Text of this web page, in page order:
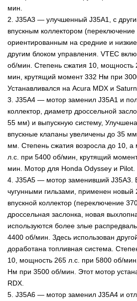
мин.
2. J35A3 — улучшенный J35A1, с
впускным коллектором
ориентированным на средние и
другим блоком управления. VTEC
об/мин. Степень сжатия 10, мощность
мин, крутящий момент 332 Нм при
Устанавливался на Acura MDX и
3. J35A4 — мотор заменил J35A1 и
коллектор, диаметр дроссельной
55 мм) и выпускную систему,
впускные клапаны увеличены до 35
мм. Степень сжатия возросла до 10,
л.с. при 5400 об/мин, крутящий
мин. Мотор для Honda Odyssey и Pilot.
4. J35A5 — мотор заменивший J35A3.
чугунными гильзами, применен новый
впускной коллектор (переключение
дроссельная заслонка, новая
используются более злые
4400 об/мин. Здесь использован
доработана топливная система.
10, мощность 265 л.с. при 5800 об/
Нм при 3500 об/мин. Этот мотор
RDX.
5. J35A6 — мотор заменил J35A4 и